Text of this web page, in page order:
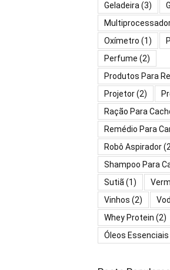
Geladeira (3)
Oxímetro (1)
Perfume (2)
Produtos Para
Projetor(2)
Ração Para
Remédio Para
Robô Aspirador
Shampoo Para
Sutiã (1)
Vinhos (2)
Whey Protein (2)
Óleos Essenciais